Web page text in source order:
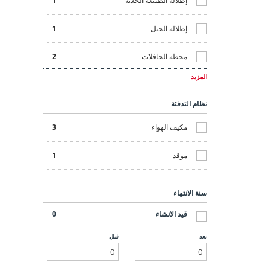
إطلالة الجبل 1
محطة الحافلات 2
حانات / مطاعم 3
المزيد
نظام التدفئة
مكيف الهواء 3
موقد 1
سنة الانتهاء
قيد الانشاء 0
بعد قبل